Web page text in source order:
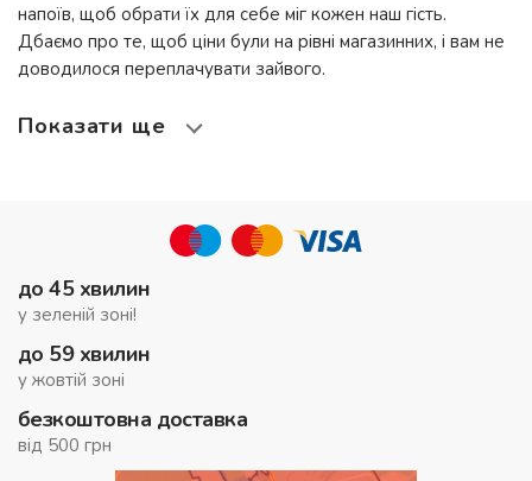
напоїв, щоб обрати їх для себе міг кожен наш гість.
Дбаємо про те, щоб ціни були на рівні магазинних, і вам не
доводилося переплачувати зайвого.
Показати ще
до 45 хвилин
у зеленій зоні!
до 59 хвилин
у жовтій зоні
безкоштовна доставка
від 500 грн